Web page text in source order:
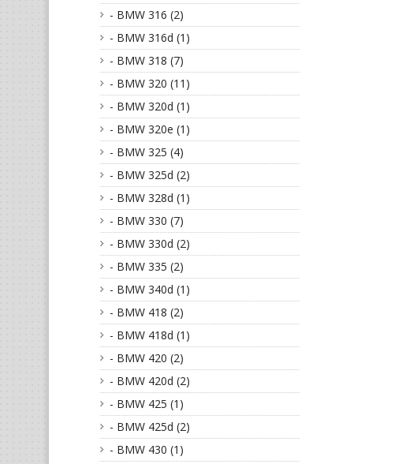
- BMW 316 (2)
- BMW 316d (1)
- BMW 318 (7)
- BMW 320 (11)
- BMW 320d (1)
- BMW 320e (1)
- BMW 325 (4)
- BMW 325d (2)
- BMW 328d (1)
- BMW 330 (7)
- BMW 330d (2)
- BMW 335 (2)
- BMW 340d (1)
- BMW 418 (2)
- BMW 418d (1)
- BMW 420 (2)
- BMW 420d (2)
- BMW 425 (1)
- BMW 425d (2)
- BMW 430 (1)